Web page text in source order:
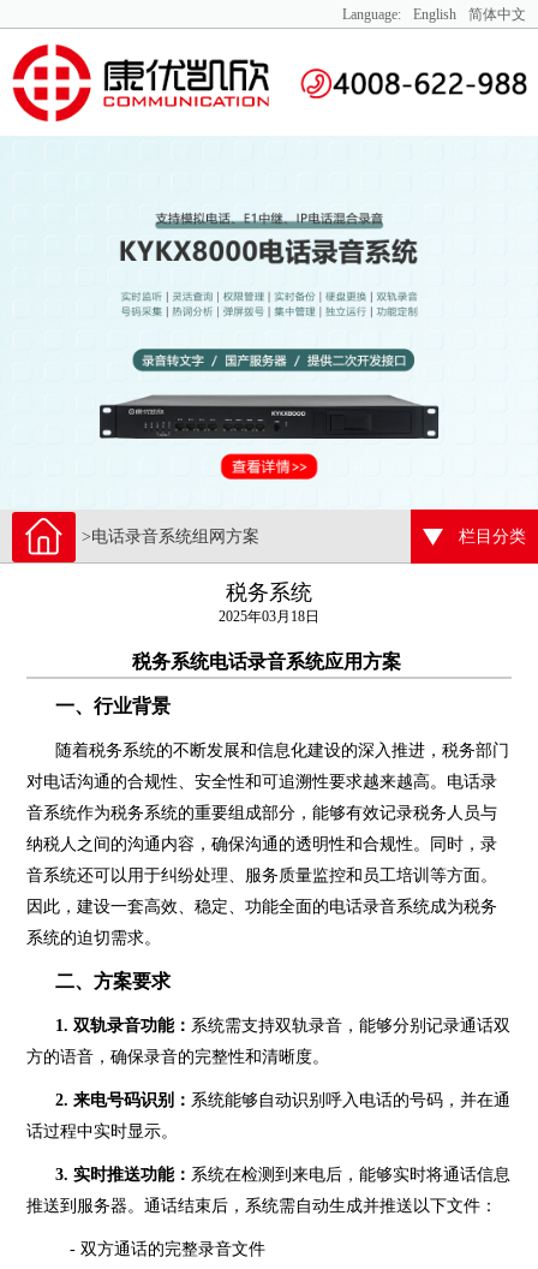
Language: English 简体中文
>电话录音系统组网方案 栏目分类
税务系统
2025年03月18日
税务系统电话录音系统应用方案
一、行业背景
随着税务系统的不断发展和信息化建设的深入推进，税务部门
对电话沟通的合规性、安全性和可追溯性要求越来越高。电话录
音系统作为税务系统的重要组成部分，能够有效记录税务人员与
纳税人之间的沟通内容，确保沟通的透明性和合规性。同时，录
音系统还可以用于纠纷处理、服务质量监控和员工培训等方面。
因此，建设一套高效、稳定、功能全面的电话录音系统成为税务
系统的迫切需求。
二、方案要求
1. 双轨录音功能： 系统需支持双轨录音，能够分别记录通话双
方的语音，确保录音的完整性和清晰度。
2. 来电号码识别： 系统能够自动识别呼入电话的号码，并在通
话过程中实时显示。
3. 实时推送功能： 系统在检测到来电后，能够实时将通话信息
推送到服务器。通话结束后，系统需自动生成并推送以下文件：
- 双方通话的完整录音文件